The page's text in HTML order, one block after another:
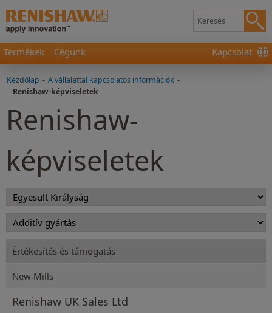
Termékek Cégünk Kapcsolat
Kezdőlap - A vállalattal kapcsolatos információk -
Renishaw-képviseletek
Renishaw-
képviseletek
Értékesítés és támogatás
New Mills
Renishaw UK Sales Ltd